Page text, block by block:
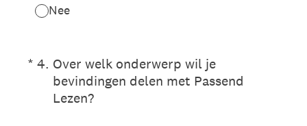
Nee
* 4. Over welk onderwerp wil je
bevindingen delen met Passend
Lezen?
(Vereist.)